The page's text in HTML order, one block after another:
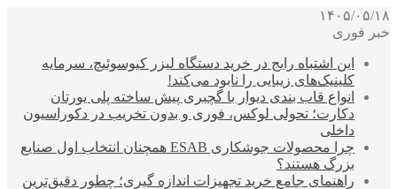
۱۴۰۵/۰۵/۱۸
خبر فوری
این اشتباه رایج در خرید دستگاه لیزر کیوسوئیچ، سرمایه
کلینیک‌های زیبایی را نابود می‌کند!
انواع قاب بندی دیوار با گچبری پیش ساخته پلی یورتان
دکارت؛ تحولی لوکس، فوری و بدون تخریب در دکوراسیون
داخلی
چرا محصولات جوشکاری ESAB همچنان انتخاب اول صنایع
بزرگ هستند؟
راهنمای جامع خرید تجهیزات اندازه گیری؛ چطور دقیق‌ترین